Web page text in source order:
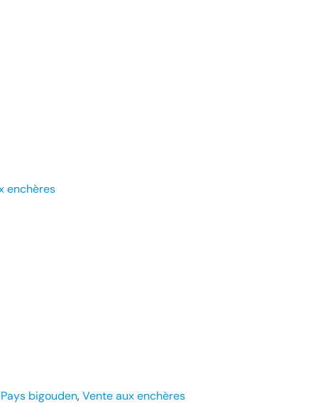
enchères
Pays bigouden, Vente aux enchères